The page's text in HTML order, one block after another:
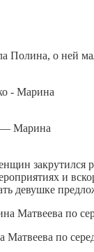
Полина, о ней
— Марина
и
девушке
по